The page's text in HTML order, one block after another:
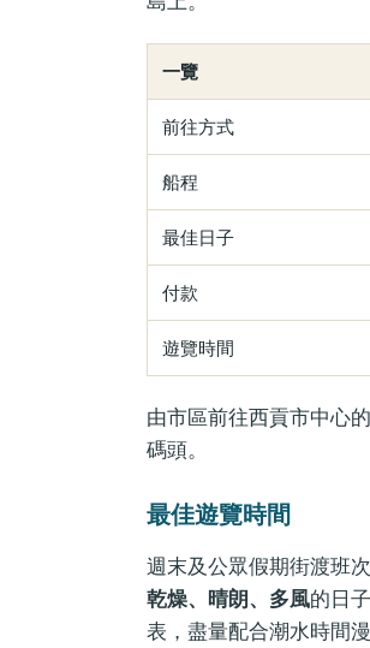
一覽
前往方式
船程
最佳日子
付款
遊覽時間
由市區前往西貢市中心
碼頭。
最佳遊覽時間
週末及公眾假期街渡班
乾燥、晴朗、多風的日
表，盡量配合潮水時間漫